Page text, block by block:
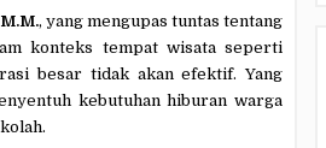
, yang mengupas tuntas tentang
konteks tempat wisata seperti
besar tidak akan efektif. Yang
kebutuhan hiburan warga